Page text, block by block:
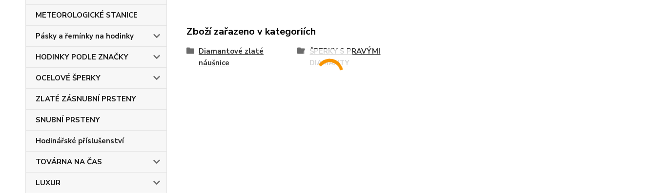
METEOROLOGICKÉ STANICE
Pásky a řemínky na hodinky
HODINKY PODLE ZNAČKY
OCELOVÉ ŠPERKY
ZLATÉ ZÁSNUBNÍ PRSTENY
SNUBNÍ PRSTENY
Hodinářské příslušenství
TOVÁRNA NA ČAS
LUXUR
Zboží zařazeno v kategoriích
Diamantové zlaté
náušnice
ŠPERKY S PRAVÝMI
DIAMANTY